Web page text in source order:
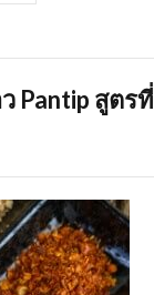
Pantip สูตรที่